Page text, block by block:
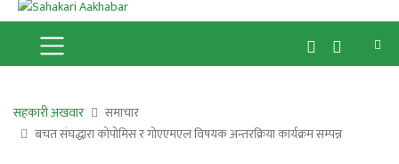
सहकारी अखवार
समाचार
बचत संघद्धारा कोपोमिस र गोएएमएल विषयक अन्तरक्रिया कार्यक्रम सम्पन्न